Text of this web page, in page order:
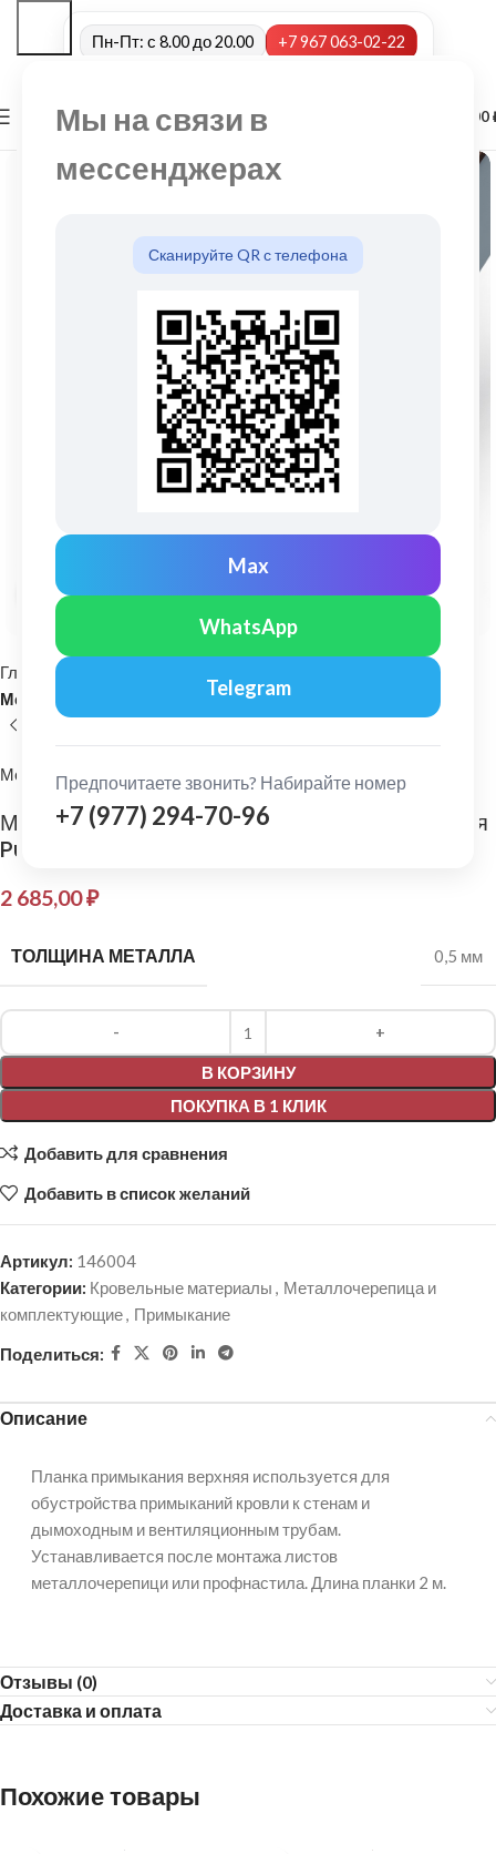
Мы на связи в
мессенджерах
Сканируйте QR с телефона
Max
WhatsApp
Telegram
Предпочитаете звонить? Набирайте номер
+7 (977) 294-70-96
Пн-Пт: с 8.00 до 20.00 +7 967 063-02-22
МЕНЮ 0,00
Нажмите, чтобы увеличить
Главная
Металлочерепица и комплектующие
МеталлПрофиль
МеталлПрофиль: Планка примыкания верхняя
Purman 0,5 мм Ral 8017
2 685,00₽
ТОЛЩИНА МЕТАЛЛА 0,5 мм
В КОРЗИНУ
ПОКУПКА В 1 КЛИК
Alternative:
Добавить для сравнения
Добавить в список желаний
Артикул: 146004
Категории: Кровельные материалы , Металлочерепица и
комплектующие, Примыкание
Поделиться:
Описание
Планка примыкания верхняя используется для
обустройства примыканий кровли к стенам и
дымоходным и вентиляционным трубам.
Устанавливается после монтажа листов
металлочерепици или профнастила. Длина планки 2 м.
Отзывы (0)
Доставка и оплата
Похожие товары